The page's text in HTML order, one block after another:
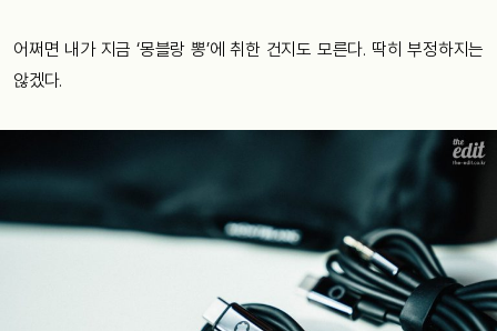
어쩌면 내가 지금 ‘몽블랑 뽕’에 취한 건지도 모른다. 딱히 부정하지는
않겠다.